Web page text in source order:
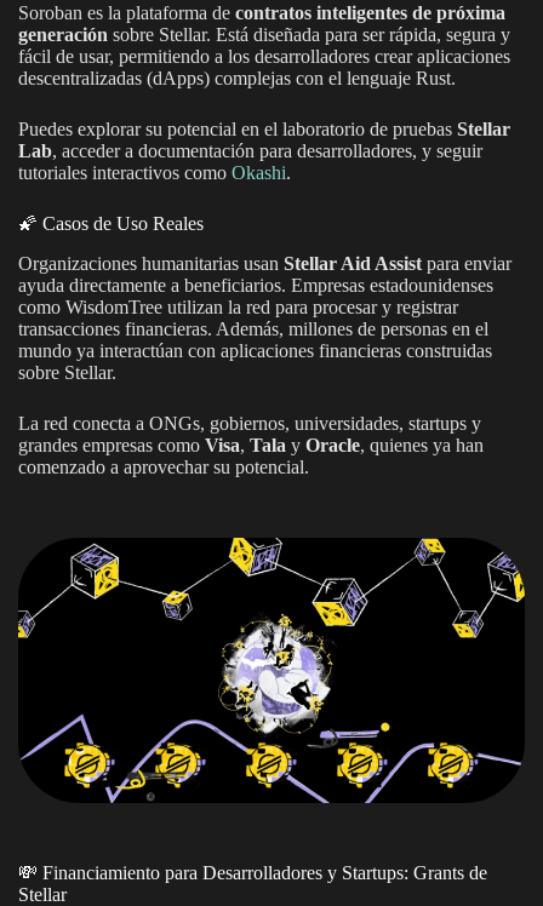
Soroban es la plataforma de contratos inteligentes de próxima
generación sobre Stellar. Está diseñada para ser rápida, segura y
fácil de usar, permitiendo a los desarrolladores crear aplicaciones
descentralizadas (dApps) complejas con el lenguaje Rust.
Puedes explorar su potencial en el laboratorio de pruebas Stellar
Lab, acceder a documentación para desarrolladores, y seguir
tutoriales interactivos como Okashi.
🌠 Casos de Uso Reales
Organizaciones humanitarias usan Stellar Aid Assist para enviar
ayuda directamente a beneficiarios. Empresas estadounidenses
como WisdomTree utilizan la red para procesar y registrar
transacciones financieras. Además, millones de personas en el
mundo ya interactúan con aplicaciones financieras construidas
sobre Stellar.
La red conecta a ONGs, gobiernos, universidades, startups y
grandes empresas como Visa, Tala y Oracle, quienes ya han
comenzado a aprovechar su potencial.
💸 Financiamiento para Desarrolladores y Startups: Grants de
Stellar